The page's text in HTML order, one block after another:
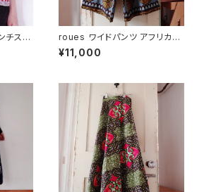
チスリ
roues ワイドパンツ アフリカン
プリント(ケニア)
¥11,000